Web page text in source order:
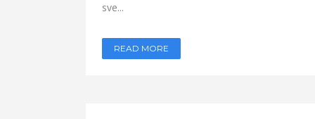
sve...
READ MORE